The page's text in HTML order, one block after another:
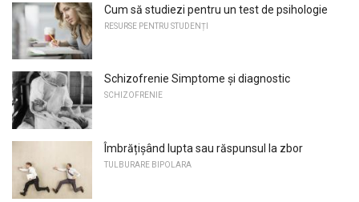
Cum să studiezi pentru un test de psihologie
RESURSE PENTRU STUDENȚI
Schizofrenie Simptome și diagnostic
SCHIZOFRENIE
Îmbrățișând lupta sau răspunsul la zbor
TULBURARE BIPOLARA